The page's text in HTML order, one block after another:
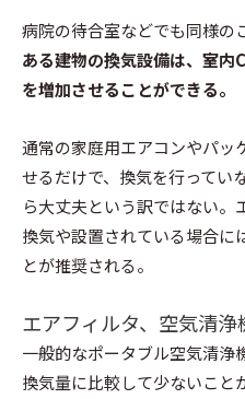
病院の待合室などでも同様の
ある建物の換気設備は、室内
を増加させることができる。
通常の家庭用エアコンやパッ
せるだけで、換気を行ってい
ら大丈夫という訳ではない
換気や設置されている場合に
とが推奨される。
エアフィルタ、空気清浄
一般的なポータブル空気清
換気量に比較して少ないこと